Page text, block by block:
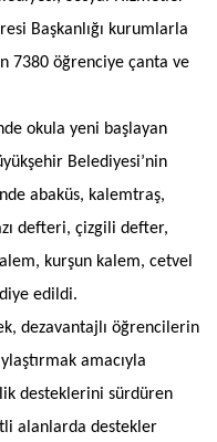
Başkanlığı kurumlarla
7380 öğrenciye çanta ve
okula yeni başlayan
Belediyesi’nin
abaküs, kalemtraş,
defteri, çizgili defter,
kurşun kalem, cetvel
edildi.
dezavantajlı öğrencilerin
amacıyla
desteklerini sürdüren
alanlarda destekler